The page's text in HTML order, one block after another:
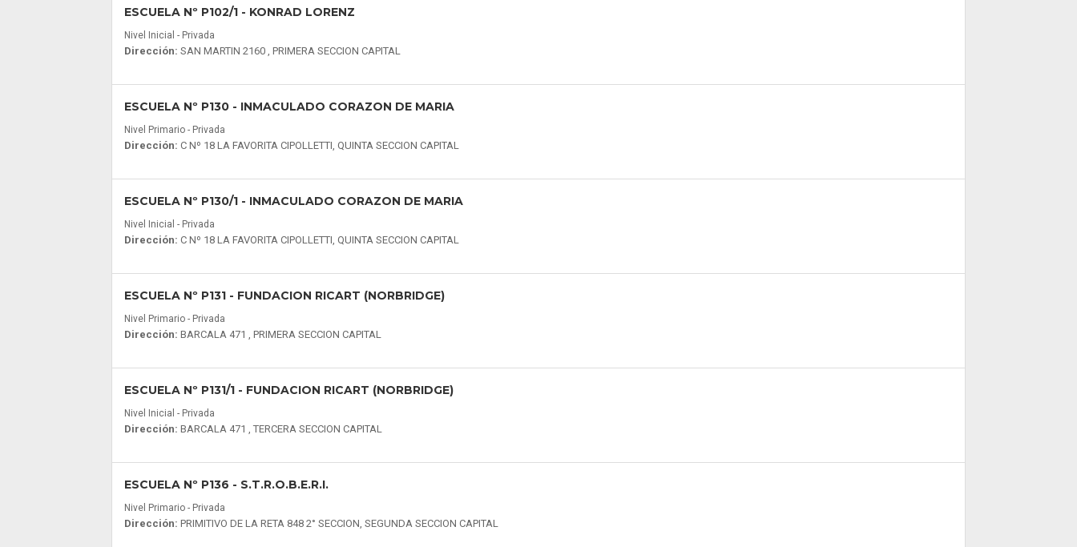
ESCUELA Nº P102/1- KONRAD LORENZ
Nivel Inicial - Privada
Dirección: SAN MARTIN 2160 , PRIMERA SECCION CAPITAL
ESCUELA Nº P130- INMACULADO CORAZON DE MARIA
Nivel Primario - Privada
Dirección: C Nº 18 LA FAVORITA CIPOLLETTI, QUINTA SECCION CAPITAL
ESCUELA Nº P130/1- INMACULADO CORAZON DE MARIA
Nivel Inicial - Privada
Dirección: C Nº 18 LA FAVORITA CIPOLLETTI, QUINTA SECCION CAPITAL
ESCUELA Nº P131- FUNDACION RICART (NORBRIDGE)
Nivel Primario - Privada
Dirección: BARCALA 471 , PRIMERA SECCION CAPITAL
ESCUELA Nº P131/1- FUNDACION RICART (NORBRIDGE)
Nivel Inicial - Privada
Dirección: BARCALA 471 , TERCERA SECCION CAPITAL
ESCUELA Nº P136 - S.T.R.O.B.E.R.I.
Nivel Primario - Privada
Dirección: PRIMITIVO DE LA RETA 848 2° SECCION, SEGUNDA SECCION CAPITAL